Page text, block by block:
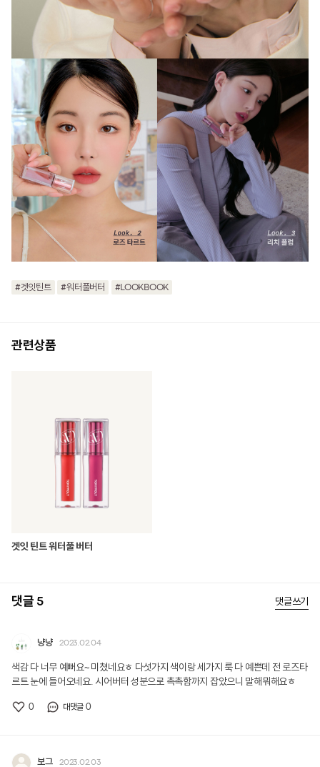
#겟잇틴트 #워터풀버터 #LOOKBOOK
관련상품
겟잇 틴트 워터풀 버터
댓글 5 댓글쓰기
냥냥 2023.02.04
색감 다 너무 예뻐요~ 미쳤네요ㅎ 다섯가지 색이랑 세가지 룩 다 예쁜데 전 로즈타
르트 눈에 들어오네요. 시어버터 성분으로 촉촉함까지 잡았으니 말해뭐해요ㅎ
0 대댓글 0
보그 2023.02.03